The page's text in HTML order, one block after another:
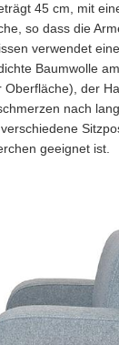
45 cm, mit
so dass die
verwendet
Baumwolle
Oberfläche), der
nach
geeignet ist.